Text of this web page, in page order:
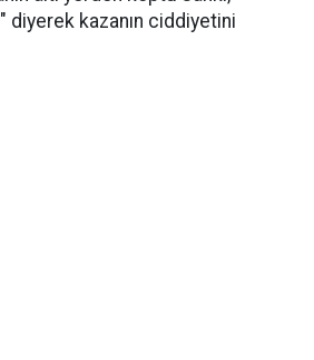
diyerek kazanın ciddiyetini